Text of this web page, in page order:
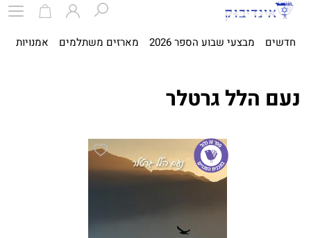
חדשים מבצעי שבוע הספר 2026 מארזים משתלמים אמנויות
נעם הלל גרטלר